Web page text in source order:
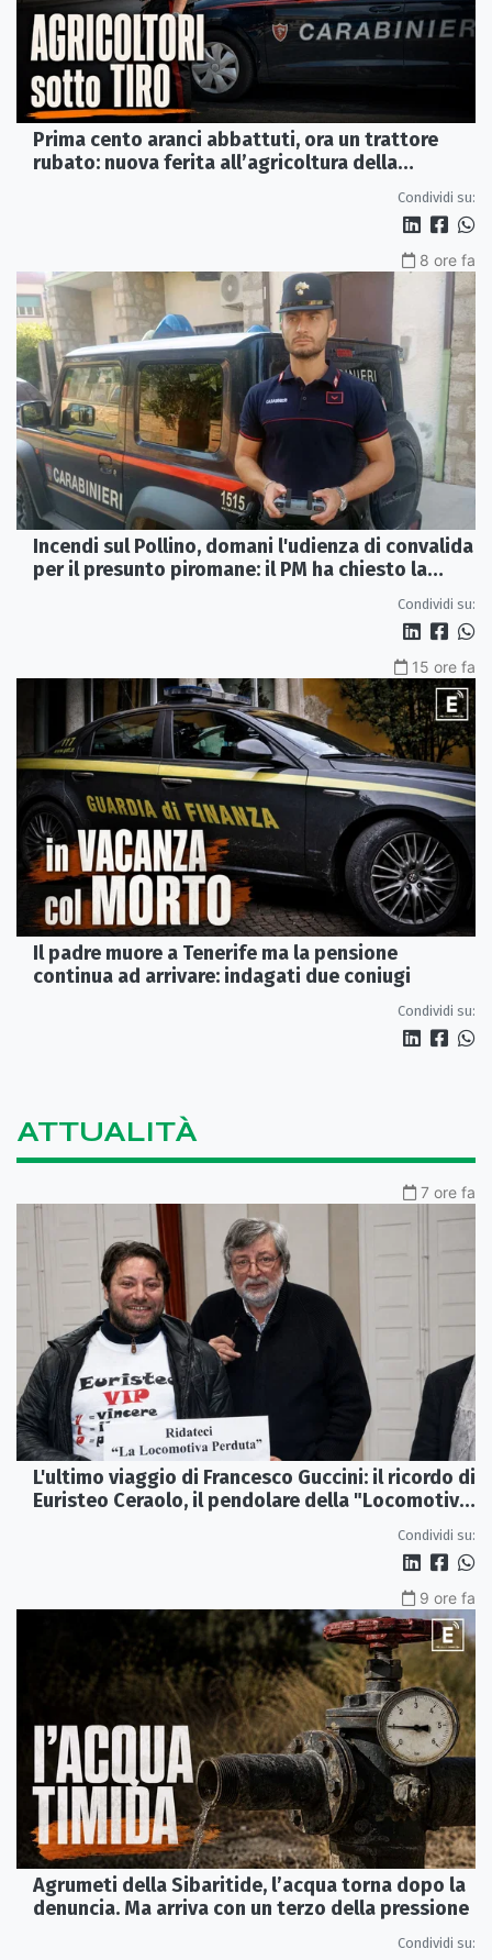
Prima cento aranci abbattuti, ora un trattore
rubato: nuova ferita all’agricoltura della
Condividi su:
8 ore fa
Incendi sul Pollino, domani l'udienza di convalida
per il presunto piromane: il PM ha chiesto la
Condividi su:
15 ore fa
Il padre muore a Tenerife ma la pensione
continua ad arrivare: indagati due coniugi
Condividi su:
ATTUALITÀ
7 ore fa
L'ultimo viaggio di Francesco Guccini: il ricordo di
Euristeo Ceraolo, il pendolare della "Locomotiva
Condividi su:
9 ore fa
Agrumeti della Sibaritide, l’acqua torna dopo la
denuncia. Ma arriva con un terzo della pressione
Condividi su: